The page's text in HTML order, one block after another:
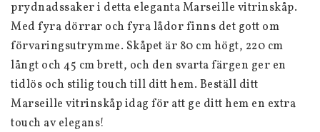
prydnadssaker i detta eleganta Marseille vitrinskåp.
Med fyra dörrar och fyra lådor finns det gott om
förvaringsutrymme. Skåpet är 80 cm högt, 220 cm
långt och 45 cm brett, och den svarta färgen ger en
tidlös och stilig touch till ditt hem. Beställ ditt
Marseille vitrinskåp idag för att ge ditt hem en extra
touch av elegans!